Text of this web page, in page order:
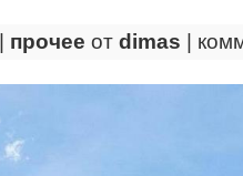
прочее от dimas